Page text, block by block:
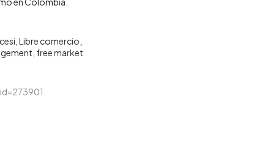
Libre comercio
free market